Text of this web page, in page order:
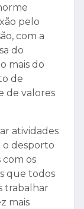
pelo
com a
do
mais do
de
de valores
atividades
o desporto
com os
que todos
trabalhar
mais